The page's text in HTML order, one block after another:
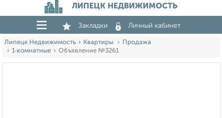
ЛИПЕЦК НЕДВИЖИМОСТЬ
Закладки Личный кабинет
Липецк Недвижимость Квартиры
Продажа
1‑комнатные
Объявление №3261